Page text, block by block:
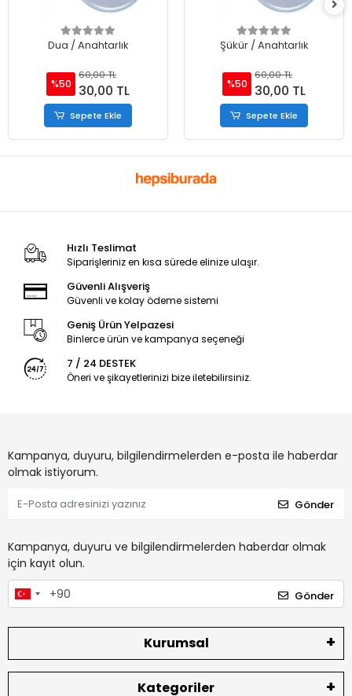
Dua / Anahtarlık
%50
60,00 TL
30,00 TL
Sepete Ekle
Şükür / Anahtarlık
%50
60,00 TL
30,00 TL
Sepete Ekle
Hızlı Teslimat
Siparişleriniz en kısa sürede elinize ulaşır.
Güvenli Alışveriş
Güvenli ve kolay ödeme sistemi
Geniş Ürün Yelpazesi
Binlerce ürün ve kampanya seçeneği
7 / 24 DESTEK
Öneri ve şikayetlerinizi bize iletebilirsiniz.
Kampanya, duyuru, bilgilendirmelerden e-posta ile haberdar
olmak istiyorum.
Gönder
Kampanya, duyuru ve bilgilendirmelerden haberdar olmak
için kayıt olun.
Gönder
Kurumsal
Kategoriler